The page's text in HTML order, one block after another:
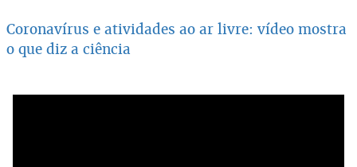
Coronavírus e atividades ao ar livre: vídeo mostra
o que diz a ciência